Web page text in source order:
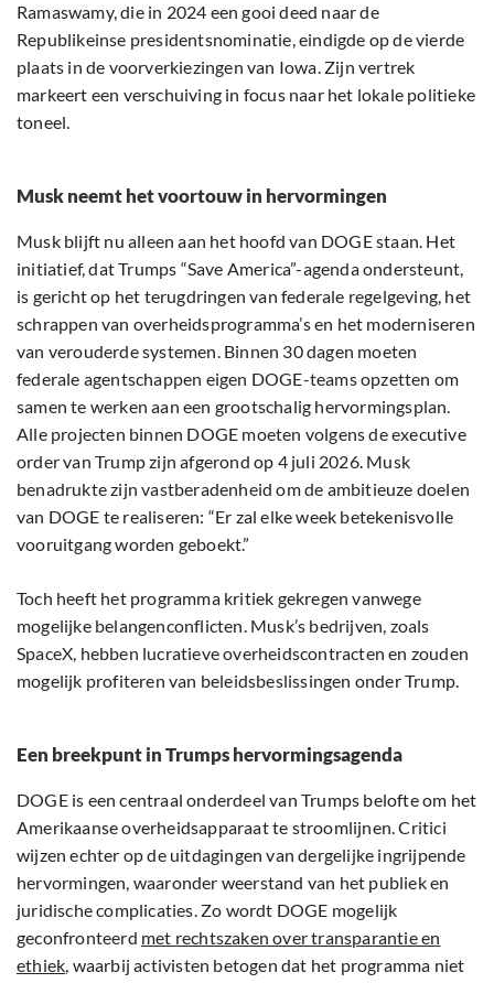
Ramaswamy, die in 2024 een gooi deed naar de
Republikeinse presidentsnominatie, eindigde op de vierde
plaats in de voorverkiezingen van Iowa. Zijn vertrek
markeert een verschuiving in focus naar het lokale politieke
toneel.
Musk neemt het voortouw in hervormingen
Musk blijft nu alleen aan het hoofd van DOGE staan. Het
initiatief, dat Trumps “Save America”-agenda ondersteunt,
is gericht op het terugdringen van federale regelgeving, het
schrappen van overheidsprogramma’s en het moderniseren
van verouderde systemen. Binnen 30 dagen moeten
federale agentschappen eigen DOGE-teams opzetten om
samen te werken aan een grootschalig hervormingsplan.
Alle projecten binnen DOGE moeten volgens de executive
order van Trump zijn afgerond op 4 juli 2026. Musk
benadrukte zijn vastberadenheid om de ambitieuze doelen
van DOGE te realiseren: “Er zal elke week betekenisvolle
vooruitgang worden geboekt.”
Toch heeft het programma kritiek gekregen vanwege
mogelijke belangenconflicten. Musk’s bedrijven, zoals
SpaceX, hebben lucratieve overheidscontracten en zouden
mogelijk profiteren van beleidsbeslissingen onder Trump.
Een breekpunt in Trumps hervormingsagenda
DOGE is een centraal onderdeel van Trumps belofte om het
Amerikaanse overheidsapparaat te stroomlijnen. Critici
wijzen echter op de uitdagingen van dergelijke ingrijpende
hervormingen, waaronder weerstand van het publiek en
juridische complicaties. Zo wordt DOGE mogelijk
geconfronteerd met rechtszaken over transparantie en
ethiek, waarbij activisten betogen dat het programma niet